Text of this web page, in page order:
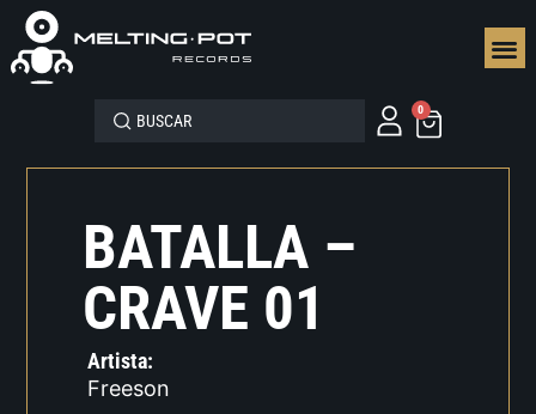
0
BATALLA –
CRAVE 01
Artista:
Freeson